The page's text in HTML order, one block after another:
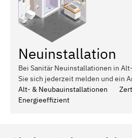
Neuinstallation
Bei Sanitär Neuinstallationen in
Sie sich jederzeit melden und ein
Alt- & Neubauinstallationen
Energieeffizient